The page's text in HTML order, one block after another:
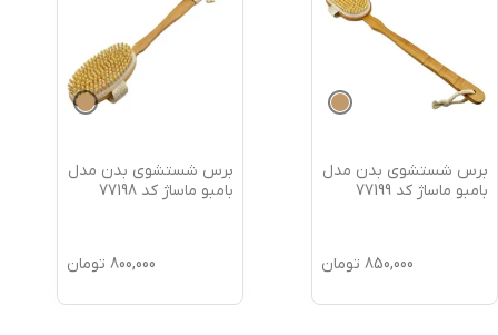
برس شستشوی بدن مدل
بامبو ماساژ کد 77199
850,000 تومان
برس شستشوی بدن مدل
بامبو ماساژ کد 77198
800,000 تومان